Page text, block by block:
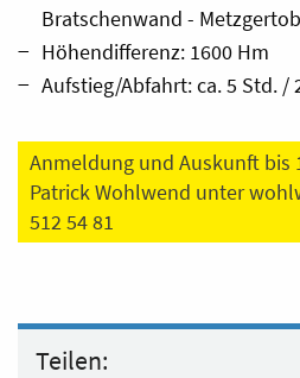
Bratschenwand -
Höhendifferenz: 1600 Hm
Aufstieg/Abfahrt: ca. 5 Std. /
Anmeldung und Auskunft bis
Patrick Wohlwend unter
512 54 81
Teilen: